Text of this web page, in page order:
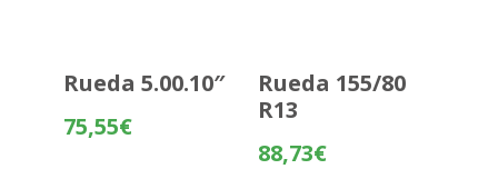
Rueda 5.00.10″
75,55€
Rueda 155/80
R13
88,73€